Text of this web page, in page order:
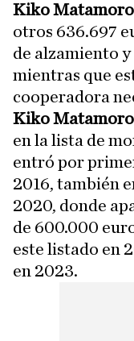
Kiko
otros 636.697
de alzamiento
mientras que
cooperadora
Kiko
en la lista de
entró por
2016, también
2020, donde
de 600.000
este listado en
en 2023.